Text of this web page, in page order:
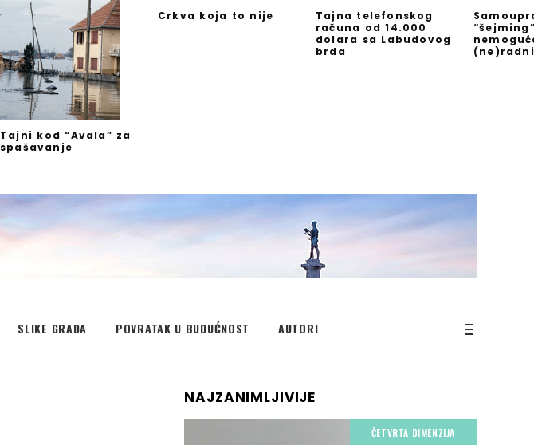
Tajni kod “Avala” za
spašavanje
Crkva koja to nije
Tajna telefonskog
računa od 14.000
dolara sa Labudovog
brda
SLIKE GRADA POVRATAK U BUDUĆNOST AUTORI
NAJZANIMLJIVIJE
ČETVRTA DIMENZIJA